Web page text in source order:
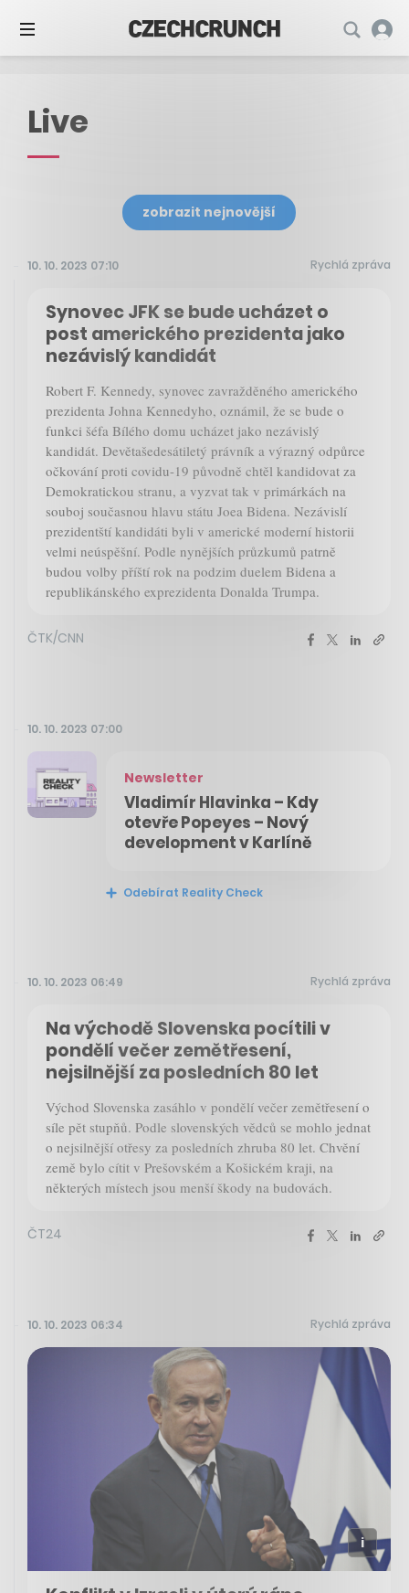
Live
zobrazit nejnovější
10. 10. 2023 07:10 Rychlá zpráva
Synovec JFK se bude ucházet o
post amerického prezidenta jako
nezávislý kandidát
Robert F. Kennedy, synovec zavražděného amerického
prezidenta Johna Kennedyho, oznámil, že se bude o
funkci šéfa Bílého domu ucházet jako nezávislý
kandidát. Devětašedesátiletý právník a výrazný odpůrce
očkování proti covidu-19 původně chtěl kandidovat za
Demokratickou stranu, a vyzvat tak v primárkách na
souboj současnou hlavu státu Joea Bidena. Nezávislí
prezidentští kandidáti byli v americké moderní historii
velmi neúspěšní. Podle nynějších průzkumů patrně
budou volby příští rok na podzim duelem Bidena a
republikánského exprezidenta Donalda Trumpa.
ČTK/CNN
10. 10. 2023 07:00
Newsletter
Vladimír Hlavinka – Kdy
otevře Popeyes – Nový
development v Karlíně
Odebírat Reality Check
10. 10. 2023 06:49 Rychlá zpráva
Na východě Slovenska pocítili v
pondělí večer zemětřesení,
nejsilnější za posledních 80 let
Východ Slovenska zasáhlo v pondělí večer zemětřesení o
síle pět stupňů. Podle slovenských vědců se mohlo jednat
o nejsilnější otřesy za posledních zhruba 80 let. Chvění
země bylo cítit v Prešovském a Košickém kraji, na
některých místech jsou menší škody na budovách.
ČT24
10. 10. 2023 06:34 Rychlá zpráva